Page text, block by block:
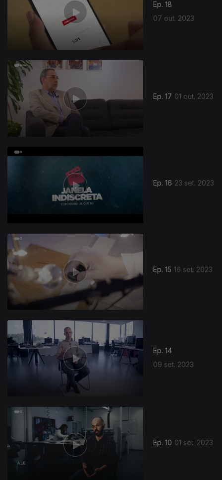
Ep. 18
07 out. 2023
Ep. 17 01 out. 2023
Ep. 16 23 set. 2023
Ep. 15 16 set. 2023
Ep. 14
09 set. 2023
Ep. 10 01 set. 2023
712192